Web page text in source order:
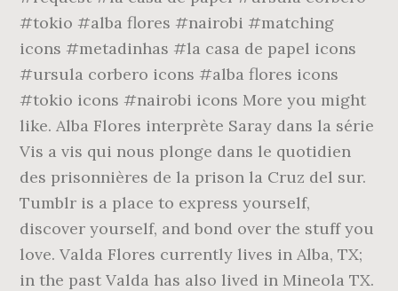
#tokio #alba flores #nairobi #matching
icons #metadinhas #la casa de papel icons
#ursula corbero icons #alba flores icons
#tokio icons #nairobi icons More you might
like. Alba Flores interprète Saray dans la série
Vis a vis qui nous plonge dans le quotidien
des prisonnières de la prison la Cruz del sur.
Tumblr is a place to express yourself,
discover yourself, and bond over the stuff you
love. Valda Flores currently lives in Alba, TX;
in the past Valda has also lived in Mineola TX.